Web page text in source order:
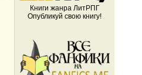
Книги жанра ЛитРПГ
Опубликуй свою книгу!